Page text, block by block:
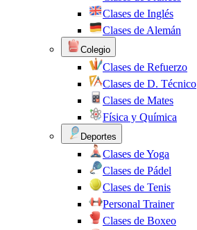
Clases de Inglés
Clases de Alemán
Colegio
Clases de Refuerzo
Clases de D. Técnico
Clases de Mates
Física y Química
Deportes
Clases de Yoga
Clases de Pádel
Clases de Tenis
Personal Trainer
Clases de Boxeo